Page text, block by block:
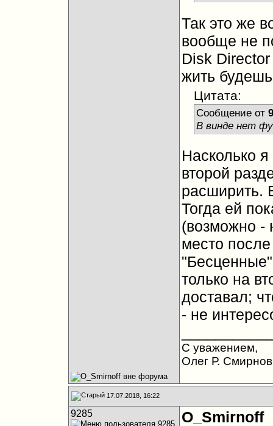
Так это же
вообще не
Disk
жить
Цитата:
Сообщение от
В винде нет
Насколько
второй
расширить.
Тогда ей
(возможно -
место
только на
доставал;
- не
С уважением,
Олег Р. Смирнов
17.07.2018, 16:22
9285 O_Smirnoff